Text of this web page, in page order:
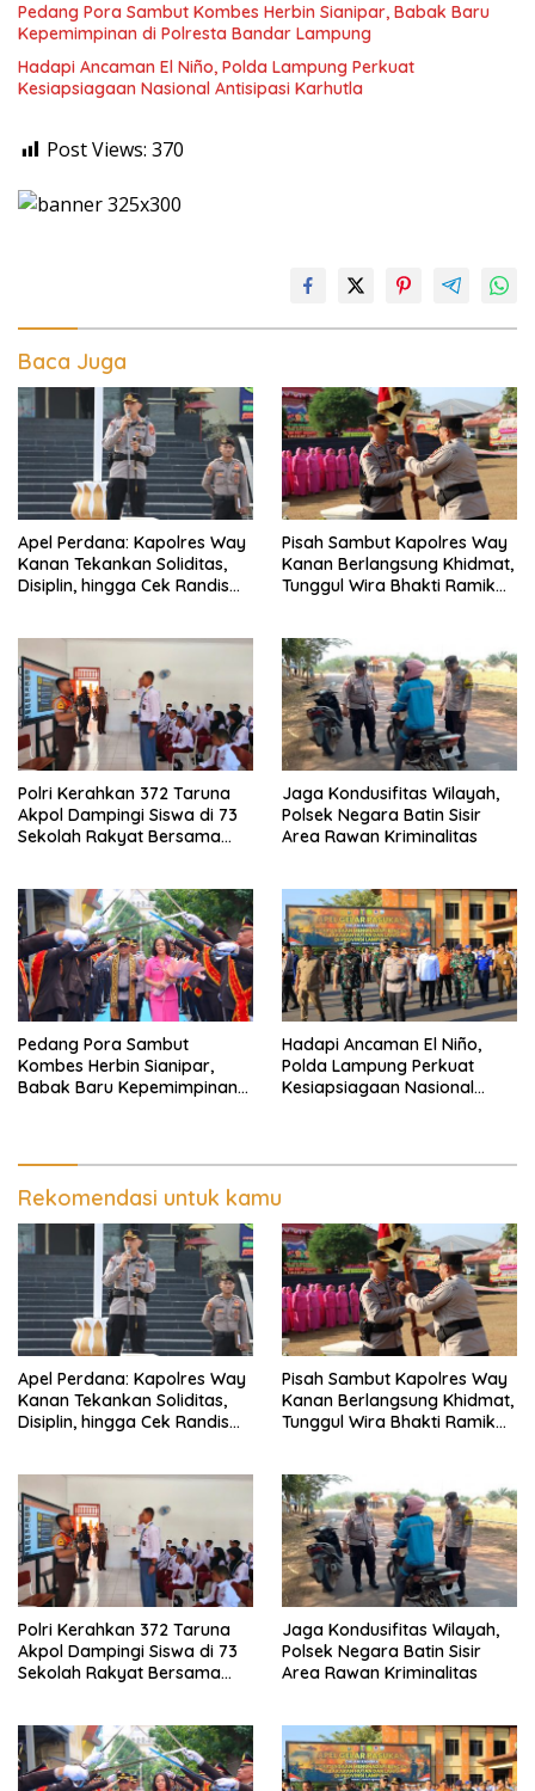
Pedang Pora Sambut Kombes Herbin Sianipar, Babak Baru
Kepemimpinan di Polresta Bandar Lampung
Hadapi Ancaman El Niño, Polda Lampung Perkuat
Kesiapsiagaan Nasional Antisipasi Karhutla
Post Views: 370
Baca Juga
Apel Perdana: Kapolres Way
Kanan Tekankan Soliditas,
Disiplin, hingga Cek Randis
Pisah Sambut Kapolres Way
Kanan Berlangsung Khidmat,
Tunggul Wira Bhakti Ramik
Polri Kerahkan 372 Taruna
Akpol Dampingi Siswa di 73
Sekolah Rakyat Bersama
Jaga Kondusifitas Wilayah,
Polsek Negara Batin Sisir
Area Rawan Kriminalitas
Pedang Pora Sambut
Kombes Herbin Sianipar,
Babak Baru Kepemimpinan
Hadapi Ancaman El Niño,
Polda Lampung Perkuat
Kesiapsiagaan Nasional
Rekomendasi untuk kamu
Apel Perdana: Kapolres Way
Kanan Tekankan Soliditas,
Disiplin, hingga Cek Randis
Pisah Sambut Kapolres Way
Kanan Berlangsung Khidmat,
Tunggul Wira Bhakti Ramik
Polri Kerahkan 372 Taruna
Akpol Dampingi Siswa di 73
Sekolah Rakyat Bersama
Jaga Kondusifitas Wilayah,
Polsek Negara Batin Sisir
Area Rawan Kriminalitas